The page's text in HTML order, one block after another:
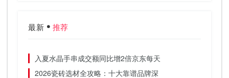
最新 推荐
入夏水晶手串成交额同比增2倍京东每天
2026瓷砖选材全攻略：十大靠谱品牌深